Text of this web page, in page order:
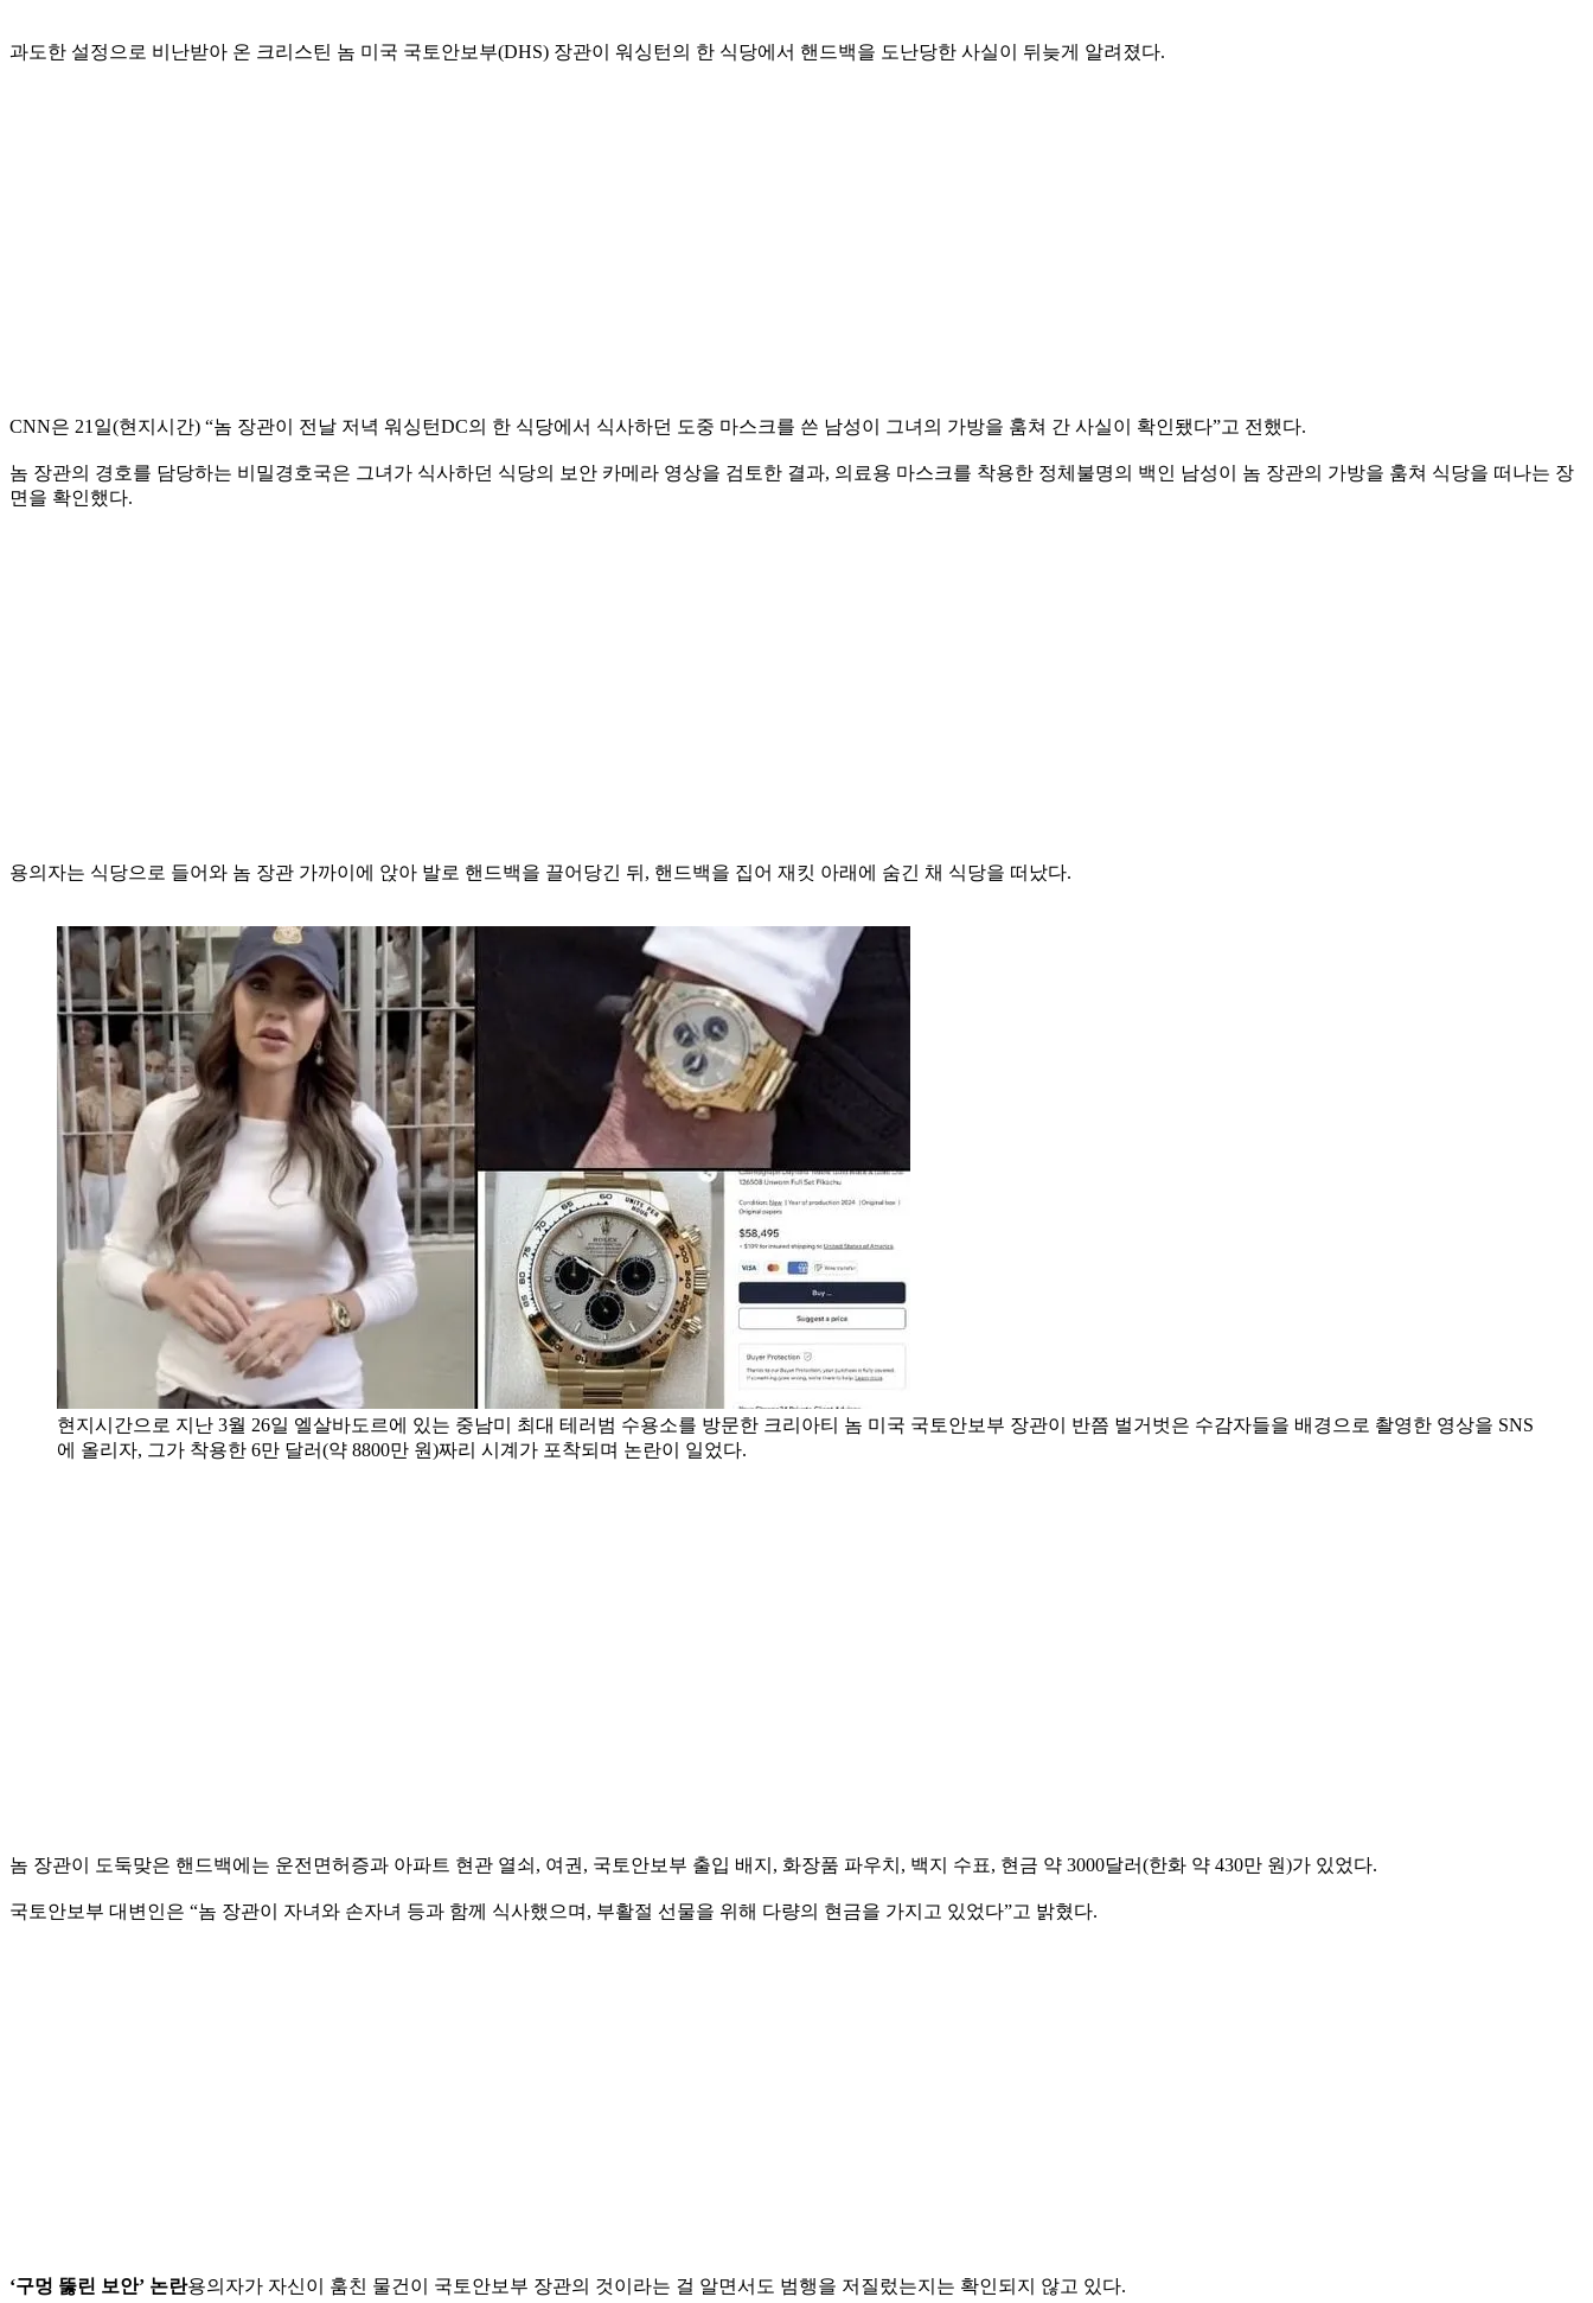
과도한 설정으로 비난받아 온 크리스틴 놈 미국 국토안보부(DHS) 장관이 워싱턴의 한 식당에서 핸드백을 도난당한 사실이 뒤늦게 알려졌다.
CNN은 21일(현지시간) “놈 장관이 전날 저녁 워싱턴DC의 한 식당에서 식사하던 도중 마스크를 쓴 남성이 그녀의 가방을 훔쳐 간 사실이 확인됐다”고 전했다.
놈 장관의 경호를 담당하는 비밀경호국은 그녀가 식사하던 식당의 보안 카메라 영상을 검토한 결과, 의료용 마스크를 착용한 정체불명의 백인 남성이 놈 장관의 가방을 훔쳐 식당을 떠나는 장
면을 확인했다.
용의자는 식당으로 들어와 놈 장관 가까이에 앉아 발로 핸드백을 끌어당긴 뒤, 핸드백을 집어 재킷 아래에 숨긴 채 식당을 떠났다.
현지시간으로 지난 3월 26일 엘살바도르에 있는 중남미 최대 테러범 수용소를 방문한 크리아티 놈 미국 국토안보부 장관이 반쯤 벌거벗은 수감자들을 배경으로 촬영한 영상을 SNS
에 올리자, 그가 착용한 6만 달러(약 8800만 원)짜리 시계가 포착되며 논란이 일었다.
놈 장관이 도둑맞은 핸드백에는 운전면허증과 아파트 현관 열쇠, 여권, 국토안보부 출입 배지, 화장품 파우치, 백지 수표, 현금 약 3000달러(한화 약 430만 원)가 있었다.
국토안보부 대변인은 “놈 장관이 자녀와 손자녀 등과 함께 식사했으며, 부활절 선물을 위해 다량의 현금을 가지고 있었다”고 밝혔다.
‘구멍 뚫린 보안’ 논란용의자가 자신이 훔친 물건이 국토안보부 장관의 것이라는 걸 알면서도 범행을 저질렀는지는 확인되지 않고 있다.